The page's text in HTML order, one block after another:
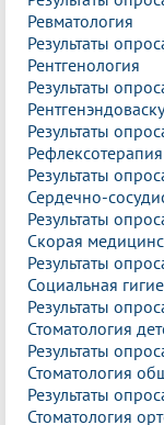
Ревматология
Результаты
Рентгенология
Результаты
Результаты
Рефлексотерапия
Результаты
Сердечно-
Результаты
Скорая
Результаты
Социальная
Результаты
Стоматология
Результаты
Стоматология
Результаты
Стоматология